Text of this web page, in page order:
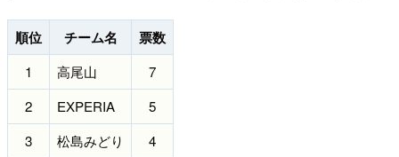
順位 チーム名 票数
1 高尾山
7
2
EXPERIA
5
3
松島みどり
4